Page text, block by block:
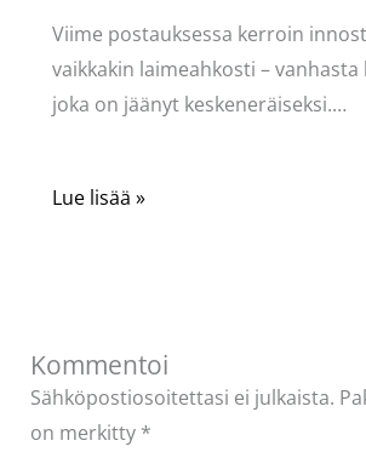
Viime postauksessa kerroin
vaikkakin laimeahkosti – vanhasta
joka on jäänyt keskeneräiseksi.…
Lue lisää »
Kommentoi
Sähköpostiosoitettasi ei julkaista.
on merkitty *